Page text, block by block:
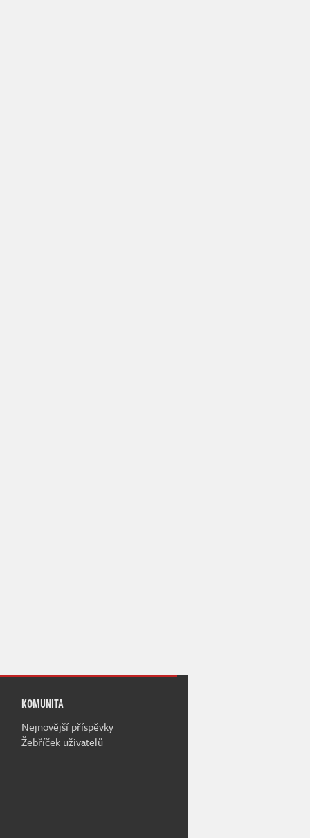
KOMUNITA
Nejnovější příspěvky
Žebříček uživatelů